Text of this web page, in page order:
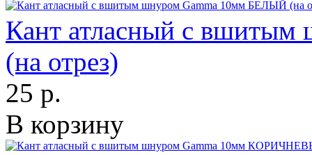
Кант атласный с
(на отрез)
25 р.
В корзину